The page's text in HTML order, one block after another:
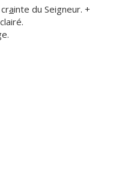
ainte du Seigneur. +